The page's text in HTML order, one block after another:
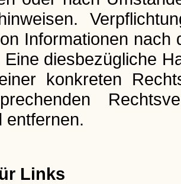
Informationen nach
Eine diesbezügliche
konkreten
entfernen.
Links